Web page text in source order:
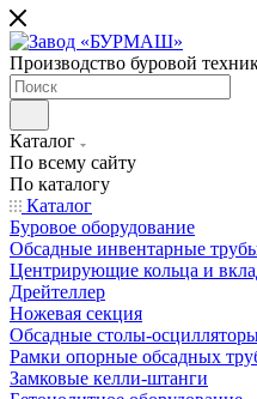
Производство буровой
Каталог
По всему сайту
По каталогу
Каталог
Буровое оборудование
Обсадные инвентарные
Центрирующие кольца и
Дрейтеллер
Ножевая секция
Обсадные столы-
Рамки опорные обсадных
Замковые келли-штанги